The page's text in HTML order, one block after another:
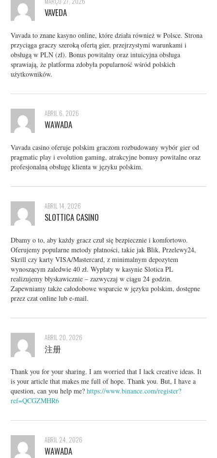
VAVEDA
Vavada to znane kasyno online, które działa również w Polsce. Strona
przyciąga graczy szeroką ofertą gier, przejrzystymi warunkami i
obsługą w PLN (zł). Bonus powitalny oraz intuicyjna obsługa
sprawiają, że platforma zdobyła popularność wśród polskich
użytkowników.
ABRIL 6, 2026
WAWADA
Vavada casino oferuje polskim graczom rozbudowany wybór gier od
pragmatic play i evolution gaming, atrakcyjne bonusy powitalne oraz
profesjonalną obsługę klienta w języku polskim.
ABRIL 14, 2026
SLOTTICA CASINO
Dbamy o to, aby każdy gracz czuł się bezpiecznie i komfortowo.
Oferujemy popularne metody płatności, takie jak Blik, Przelewy24,
Skrill czy karty VISA/Mastercard, z minimalnym depozytem
wynoszącym zaledwie 40 zł. Wypłaty w kasynie Slotica PL
realizujemy błyskawicznie – zazwyczaj w ciągu 24 godzin.
Zapewniamy także całodobowe wsparcie w języku polskim, dostępne
przez czat online lub e-mail.
ABRIL 20, 2026
注册
Thank you for your sharing. I am worried that I lack creative ideas. It
is your article that makes me full of hope. Thank you. But, I have a
question, can you help me?https://www.binance.com/register?
ref=QCGZMHR6
ABRIL 24, 2026
WAWADA